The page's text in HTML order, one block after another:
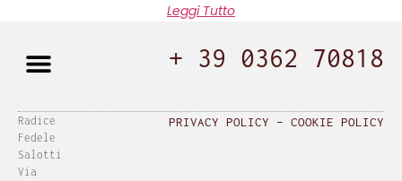
Leggi Tutto
+ 39 0362 70818
Radice
Fedele
Salotti
Via
PRIVACY POLICY – COOKIE POLICY